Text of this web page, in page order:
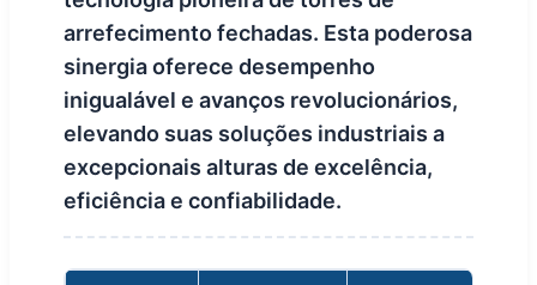
arrefecimento fechadas. Esta poderosa
sinergia oferece desempenho
inigualável e avanços revolucionários,
elevando suas soluções industriais a
excepcionais alturas de excelência,
eficiência e confiabilidade.